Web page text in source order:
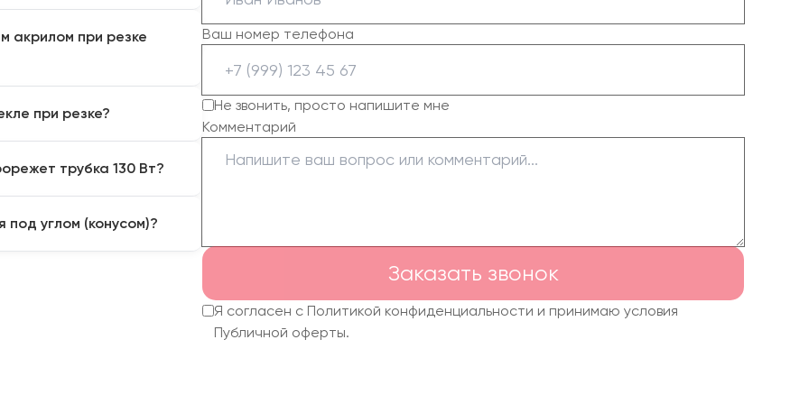
но и «оплавляет»
и глянцевый рез, не
акрилом при резке
цвет).
при резке?
в виде белого тумана
трубка 130 Вт?
прорезать акрил
под углом (конусом)?
Ваш номер телефона
Не звонить, просто напишите мне
Комментарий
Заказать звонок
Я согласен с Политикой конфиденциальности и принимаю условия
Публичной оферты.